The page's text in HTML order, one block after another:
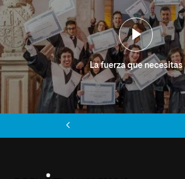
La fuerza que necesitas